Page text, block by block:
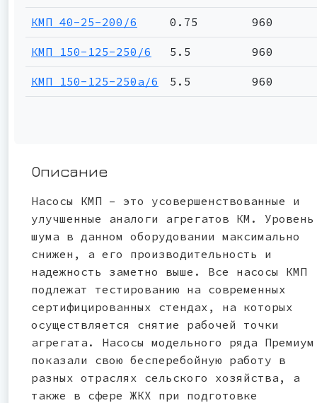
КМП 40-25-200/6 0.75 960
КМП 150-125-250/6 5.5 960
КМП 150-125-250а/6 5.5 960
Описание
Насосы КМП – это усовершенствованные и
улучшенные аналоги агрегатов КМ. Уровень
шума в данном оборудовании максимально
снижен, а его производительность и
надежность заметно выше. Все насосы КМП
подлежат тестированию на современных
сертифицированных стендах, на которых
осуществляется снятие рабочей точки
агрегата. Насосы модельного ряда Премиум
показали свою бесперебойную работу в
разных отраслях сельского хозяйства, а
также в сфере ЖКХ при подготовке